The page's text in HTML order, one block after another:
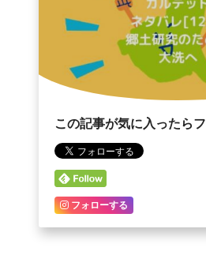
この記事が気に入ったら
フォローする